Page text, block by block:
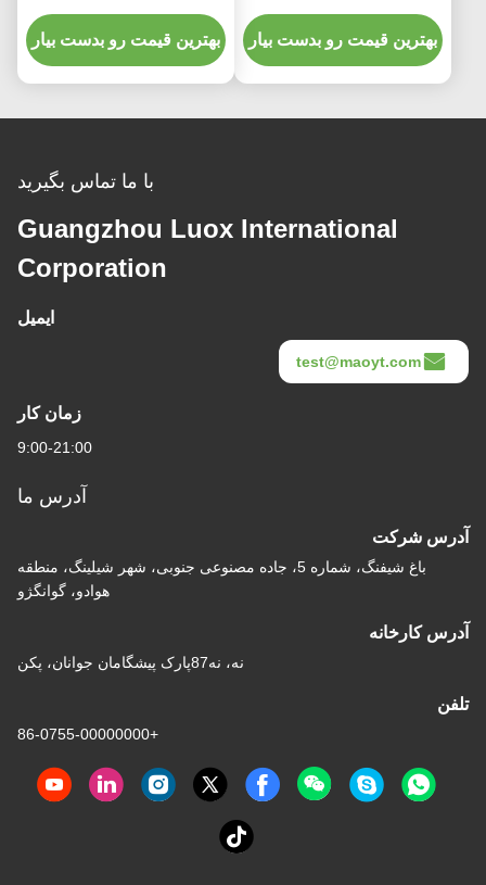
خواربارفروشی
بهترین قیمت رو بدست بیار
کیسه عایق قابل حمل کیک
بهترین قیمت رو بدست بیار
با ما تماس بگیرید
Guangzhou Luox International
Corporation
ایمیل
test@maoyt.com
زمان کار
9:00-21:00
آدرس ما
آدرس شرکت
باغ شیفنگ، شماره 5، جاده مصنوعی جنوبی، شهر شیلینگ، منطقه
هوادو، گوانگژو
آدرس کارخانه
نه، نه87پارک پیشگامان جوانان، پکن
تلفن
+86-0755-00000000